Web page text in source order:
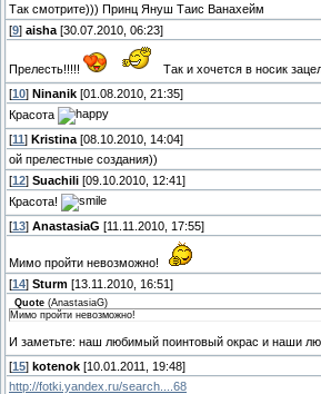
Так смотрите))) Принц Януш Таис Ванахейм
[9] aisha [30.07.2010, 06:23]
Прелесть!!!!!
Так и хочется в носик
[10] Ninanik [01.08.2010, 21:35]
Красота
[11] Kristina [08.10.2010, 14:04]
ой прелестные создания))
[12] Suachili [09.10.2010, 12:41]
Красота!
[13] AnastasiaG [11.11.2010, 17:55]
Мимо пройти невозможно!
[14] Sturm [13.11.2010, 16:51]
Quote (AnastasiaG)
Мимо пройти невозможно!
И заметьте: наш любимый поинтовый окрас и наши
[15] kotenok [10.01.2011, 19:48]
http://fotki.yandex.ru/search....68